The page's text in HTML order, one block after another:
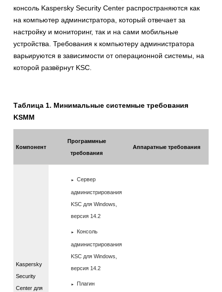
консоль Kaspersky Security Center распространяются как
на компьютер администратора, который отвечает за
настройку и мониторинг, так и на сами мобильные
устройства. Требования к компьютеру администратора
варьируются в зависимости от операционной системы, на
которой развёрнут KSC.
Таблица 1. Минимальные системные требования
KSMM
Компонент
Программные
требования
Аппаратные требования
Kaspersky
Security
Center для
Сервер
администрирования
KSC для Windows,
версия 14.2
Консоль
администрирования
KSC для Windows,
версия 14.2
Плагин